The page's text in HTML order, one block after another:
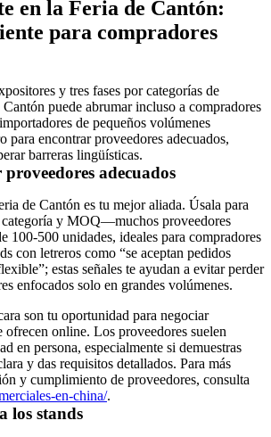
en la Feria de Cantón:
para compradores
y tres fases por categorías de
puede abrumar incluso a compradores
de pequeños volúmenes
para encontrar proveedores adecuados,
barreras lingüísticas.
adecuados
de Cantón es tu mejor aliada. Úsala para
y MOQ—muchos proveedores
100-500 unidades, ideales para compradores
con letreros como “se aceptan pedidos
estas señales te ayudan a evitar perder
enfocados solo en grandes volúmenes.
son tu oportunidad para negociar
ofrecen online. Los proveedores suelen
en persona, especialmente si demuestras
y das requisitos detallados. Para más
y cumplimiento de proveedores, consulta
en-china/.
los stands